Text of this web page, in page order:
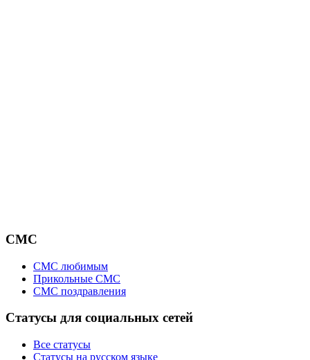
СМС
СМС любимым
Прикольные СМС
СМС поздравления
Статусы для социальных сетей
Все статусы
Статусы на русском языке